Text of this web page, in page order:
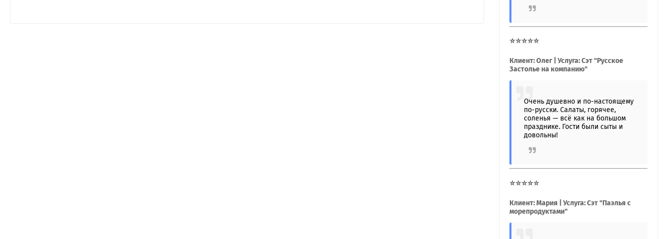
⭐⭐⭐⭐⭐
Клиент: Олег | Услуга: Сэт "Русское
Застолье на компанию"
Очень душевно и по-настоящему
по-русски. Салаты, горячее,
соленья — всё как на большом
празднике. Гости были сыты и
довольны!
⭐⭐⭐⭐⭐
Клиент: Мария | Услуга: Сэт "Паэлья с
морепродуктами"